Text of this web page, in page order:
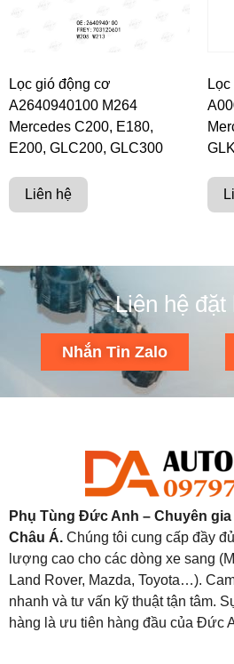
Lọc gió động cơ
A2640940100 M264
Mercedes C200, E180,
E200, GLC200, GLC300
Liên hệ
GLK
Liên hệ đặt
Nhắn Tin Zalo
Phụ Tùng Đức Anh – Chuyên
Châu Á. Chúng tôi cung cấp đầy
lượng cao cho các dòng xe sang
Land Rover, Mazda, Toyota…).
nhanh và tư vấn kỹ thuật tận tâm.
hàng là ưu tiên hàng đầu của Đức